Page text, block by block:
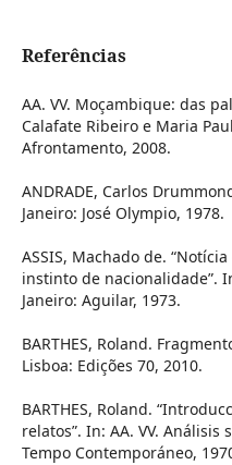
Referências
AA. VV. Moçambique: das
Calafate Ribeiro e Maria
Afrontamento, 2008.
ANDRADE, Carlos
Janeiro: José Olympio, 1978.
ASSIS, Machado de.
instinto de nacionalidade”.
Janeiro: Aguilar, 1973.
BARTHES, Roland.
Lisboa: Edições 70, 2010.
BARTHES, Roland.
relatos”. In: AA. VV.
Tempo Contemporáneo,